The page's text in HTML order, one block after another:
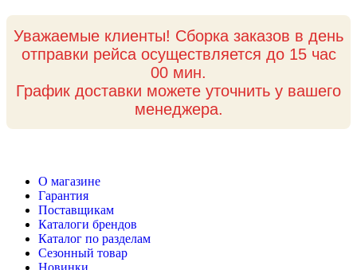
Уважаемые клиенты! Сборка заказов в день
отправки рейса осуществляется до 15 час
00 мин.
График доставки можете уточнить у вашего
менеджера.
О магазине
Гарантия
Поставщикам
Каталоги брендов
Каталог по разделам
Сезонный товар
Новинки